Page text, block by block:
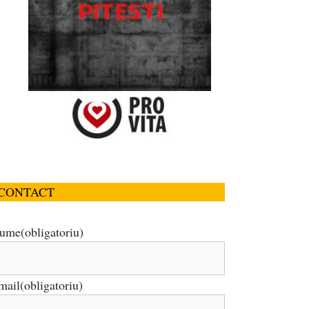
(obligatoriu)
(obligatoriu)